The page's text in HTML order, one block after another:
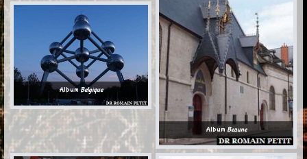
AlbumBelgique
Album Beaune